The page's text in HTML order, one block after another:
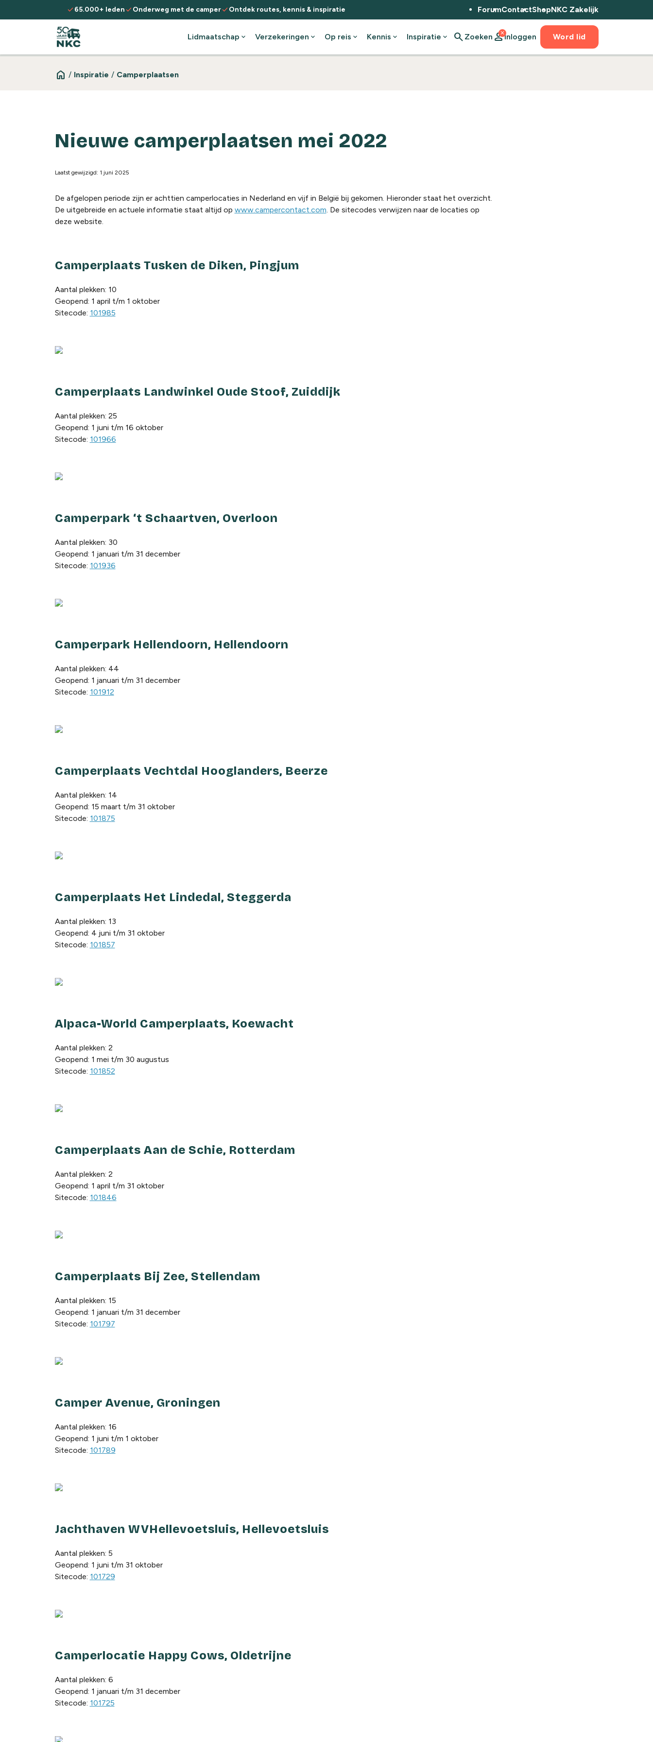
Spring naar de inhoud
check65.000+ ledencheckOnderweg met de campercheckOntdek routes, kennis & inspiratie ForumContactShopNKC Zakelijk
Lidmaatschap expand_more Verzekeringen expand_more Op reis expand_more Kennis expand_more Inspiratie expand_more search Zoeken person
closeInloggen Word lid
home / Inspiratie / Camperplaatsen
Nieuwe camperplaatsen mei 2022
Laatst gewijzigd: 1 juni 2025
De afgelopen periode zijn er achttien camperlocaties in Nederland en vijf in België bij gekomen. Hieronder staat het overzicht.
De uitgebreide en actuele informatie staat altijd op www.campercontact.com. De sitecodes verwijzen naar de locaties op
deze website.
Camperplaats Tusken de Diken, Pingjum
Aantal plekken: 10
Geopend: 1 april t/m 1 oktober
Sitecode: 101985
Camperplaats Landwinkel Oude Stoof, Zuiddijk
Aantal plekken: 25
Geopend: 1 juni t/m 16 oktober
Sitecode: 101966
Camperpark ‘t Schaartven, Overloon
Aantal plekken: 30
Geopend: 1 januari t/m 31 december
Sitecode: 101936
Camperpark Hellendoorn, Hellendoorn
Aantal plekken: 44
Geopend: 1 januari t/m 31 december
Sitecode: 101912
Camperplaats Vechtdal Hooglanders, Beerze
Aantal plekken: 14
Geopend: 15 maart t/m 31 oktober
Sitecode: 101875
Camperplaats Het Lindedal, Steggerda
Aantal plekken: 13
Geopend: 4 juni t/m 31 oktober
Sitecode: 101857
Alpaca-World Camperplaats, Koewacht
Aantal plekken: 2
Geopend: 1 mei t/m 30 augustus
Sitecode: 101852
Camperplaats Aan de Schie, Rotterdam
Aantal plekken: 2
Geopend: 1 april t/m 31 oktober
Sitecode: 101846
Camperplaats Bij Zee, Stellendam
Aantal plekken: 15
Geopend: 1 januari t/m 31 december
Sitecode: 101797
Camper Avenue, Groningen
Aantal plekken: 16
Geopend: 1 juni t/m 1 oktober
Sitecode: 101789
Jachthaven WVHellevoetsluis, Hellevoetsluis
Aantal plekken: 5
Geopend: 1 juni t/m 31 oktober
Sitecode: 101729
Camperlocatie Happy Cows, Oldetrijne
Aantal plekken: 6
Geopend: 1 januari t/m 31 december
Sitecode: 101725